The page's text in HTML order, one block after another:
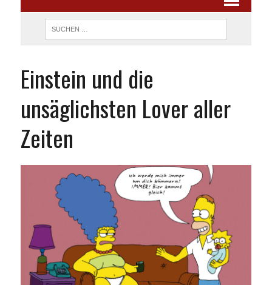
Einstein und die
unsäglichsten Lover aller
Zeiten